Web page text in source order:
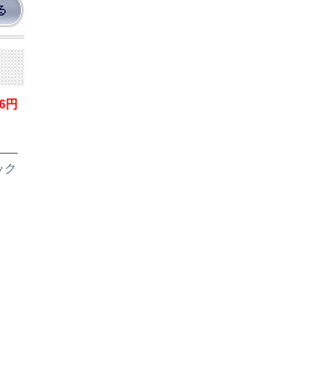
円
ク